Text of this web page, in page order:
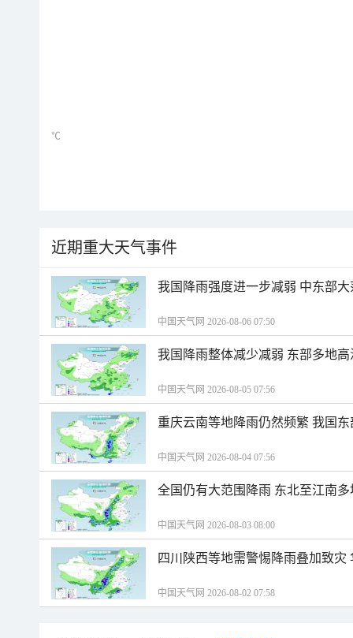
℃
近期重大天气事件
我国降雨强度进一步减弱 中东部
中国天气网 2026-08-06 07:50
我国降雨整体减少减弱 东部多地
中国天气网 2026-08-05 07:56
重庆云南等地降雨仍然频繁 我国
中国天气网 2026-08-04 07:56
全国仍有大范围降雨 东北至江南
中国天气网 2026-08-03 08:00
四川陕西等地需警惕降雨叠加致
中国天气网 2026-08-02 07:58